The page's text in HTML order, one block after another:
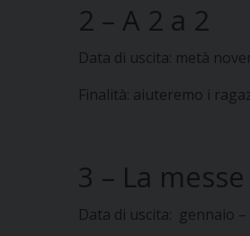
2 – A 2 a 2
Data di uscita: metà
Finalità: aiuteremo i
3 – La
Data di uscita: gennaio